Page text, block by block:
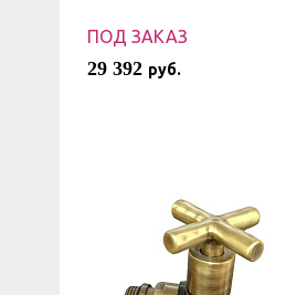
ПОД ЗАКАЗ
29 392 руб.